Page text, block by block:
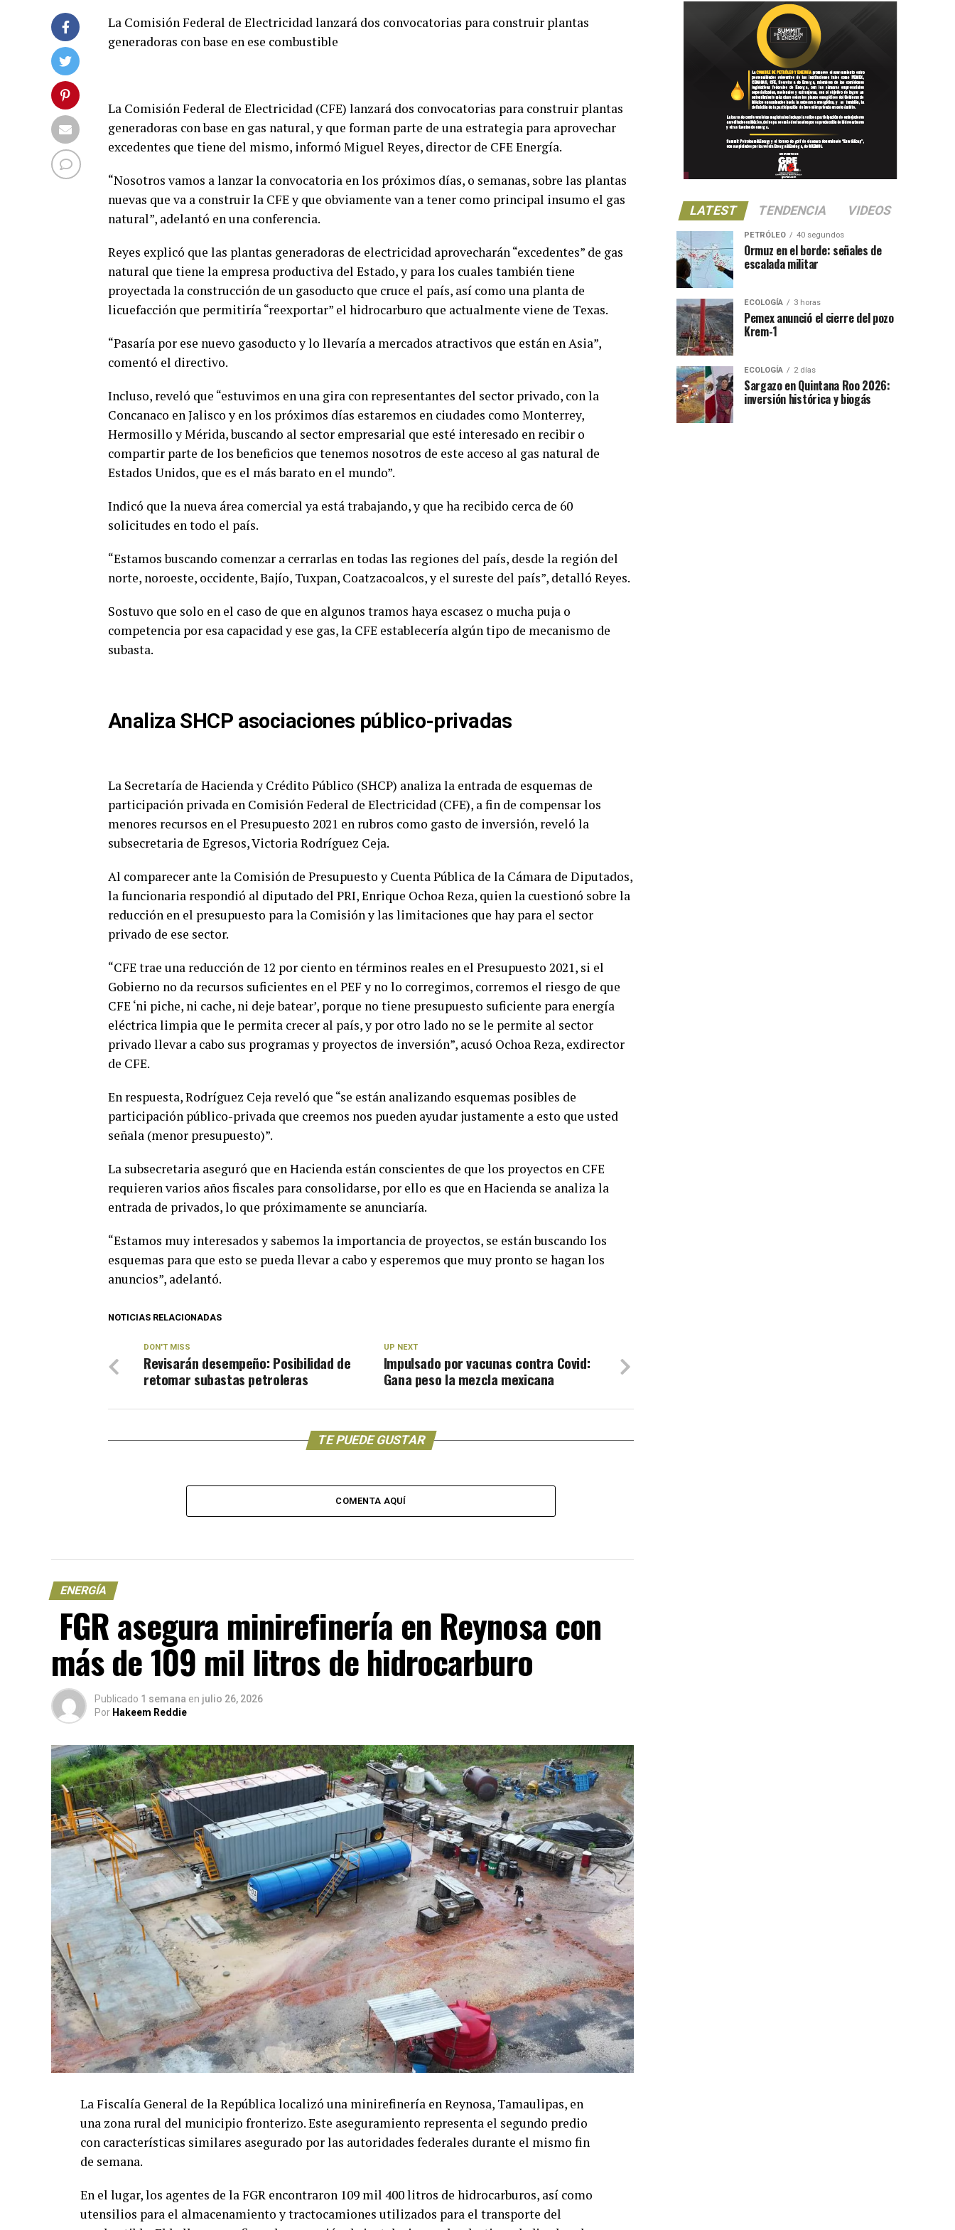
La Comisión Federal de Electricidad lanzará dos convocatorias para construir plantas
generadoras con base en ese combustible
La Comisión Federal de Electricidad (CFE) lanzará dos convocatorias para construir plantas
generadoras con base en gas natural, y que forman parte de una estrategia para aprovechar
excedentes que tiene del mismo, informó Miguel Reyes, director de CFE Energía.
“Nosotros vamos a lanzar la convocatoria en los próximos días, o semanas, sobre las plantas
nuevas que va a construir la CFE y que obviamente van a tener como principal insumo el gas
natural”, adelantó en una conferencia.
Reyes explicó que las plantas generadoras de electricidad aprovecharán “excedentes” de gas
natural que tiene la empresa productiva del Estado, y para los cuales también tiene
proyectada la construcción de un gasoducto que cruce el país, así como una planta de
licuefacción que permitiría “reexportar” el hidrocarburo que actualmente viene de Texas.
“Pasaría por ese nuevo gasoducto y lo llevaría a mercados atractivos que están en Asia”,
comentó el directivo.
Incluso, reveló que “estuvimos en una gira con representantes del sector privado, con la
Concanaco en Jalisco y en los próximos días estaremos en ciudades como Monterrey,
Hermosillo y Mérida, buscando al sector empresarial que esté interesado en recibir o
compartir parte de los beneficios que tenemos nosotros de este acceso al gas natural de
Estados Unidos, que es el más barato en el mundo”.
Indicó que la nueva área comercial ya está trabajando, y que ha recibido cerca de 60
solicitudes en todo el país.
“Estamos buscando comenzar a cerrarlas en todas las regiones del país, desde la región del
norte, noroeste, occidente, Bajío, Tuxpan, Coatzacoalcos, y el sureste del país”, detalló Reyes.
Sostuvo que solo en el caso de que en algunos tramos haya escasez o mucha puja o
competencia por esa capacidad y ese gas, la CFE establecería algún tipo de mecanismo de
subasta.
Analiza SHCP asociaciones público-privadas
La Secretaría de Hacienda y Crédito Público (SHCP) analiza la entrada de esquemas de
participación privada en Comisión Federal de Electricidad (CFE), a fin de compensar los
menores recursos en el Presupuesto 2021 en rubros como gasto de inversión, reveló la
subsecretaria de Egresos, Victoria Rodríguez Ceja.
Al comparecer ante la Comisión de Presupuesto y Cuenta Pública de la Cámara de Diputados,
la funcionaria respondió al diputado del PRI, Enrique Ochoa Reza, quien la cuestionó sobre la
reducción en el presupuesto para la Comisión y las limitaciones que hay para el sector
privado de ese sector.
“CFE trae una reducción de 12 por ciento en términos reales en el Presupuesto 2021, si el
Gobierno no da recursos suficientes en el PEF y no lo corregimos, corremos el riesgo de que
CFE ‘ni piche, ni cache, ni deje batear’, porque no tiene presupuesto suficiente para energía
eléctrica limpia que le permita crecer al país, y por otro lado no se le permite al sector
privado llevar a cabo sus programas y proyectos de inversión”, acusó Ochoa Reza, exdirector
de CFE.
En respuesta, Rodríguez Ceja reveló que “se están analizando esquemas posibles de
participación público-privada que creemos nos pueden ayudar justamente a esto que usted
señala (menor presupuesto)”.
La subsecretaria aseguró que en Hacienda están conscientes de que los proyectos en CFE
requieren varios años fiscales para consolidarse, por ello es que en Hacienda se analiza la
entrada de privados, lo que próximamente se anunciaría.
“Estamos muy interesados y sabemos la importancia de proyectos, se están buscando los
esquemas para que esto se pueda llevar a cabo y esperemos que muy pronto se hagan los
anuncios”, adelantó.
NOTICIAS RELACIONADAS
UP NEXT
Impulsado por vacunas contra Covid:
Gana peso la mezcla mexicana
DON'T MISS
Revisarán desempeño: Posibilidad de
retomar subastas petroleras
TE PUEDE GUSTAR
COMENTA AQUÍ
ENERGÍA
FGR asegura minirefinería en Reynosa con
más de 109 mil litros de hidrocarburo
Publicado 1 semana en julio 26, 2026
Por Hakeem Reddie
La Fiscalía General de la República localizó una minirefinería en Reynosa, Tamaulipas, en
una zona rural del municipio fronterizo. Este aseguramiento representa el segundo predio
con características similares asegurado por las autoridades federales durante el mismo fin
de semana.
En el lugar, los agentes de la FGR encontraron 109 mil 400 litros de hidrocarburos, así como
utensilios para el almacenamiento y tractocamiones utilizados para el transporte del
LATEST TENDENCIA VIDEOS
PETRÓLEO 40 segundos
Ormuz en el borde: señales de
escalada militar
ECOLOGÍA 3 horas
Pemex anunció el cierre del pozo
Krem-1
ECOLOGÍA 2 días
Sargazo en Quintana Roo 2026:
inversión histórica y biogás